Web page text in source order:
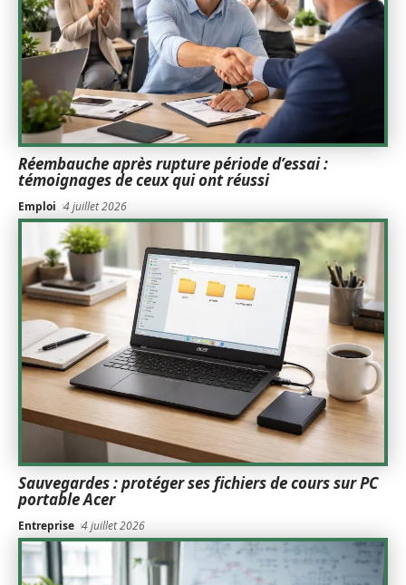
Réembauche après rupture période d’essai :
témoignages de ceux qui ont réussi
Emploi 4 juillet 2026
Sauvegardes : protéger ses fichiers de cours sur PC
portable Acer
Entreprise 4 juillet 2026